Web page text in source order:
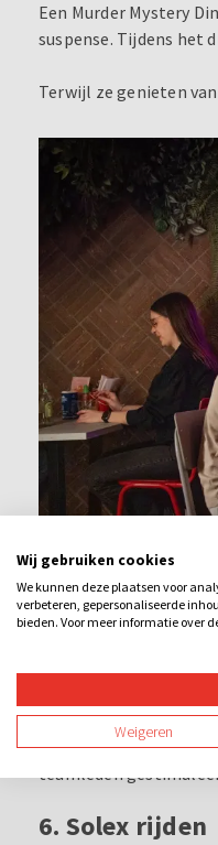
Een Murder Mystery
suspense. Tijdens het
Terwijl ze genieten
5. Een
Boek een sportieve
deelnemers de
teamleden
6. Solex rijden
Wij gebruiken cookies
We kunnen deze plaatsen voor
verbeteren, gepersonaliseerde
bieden. Voor meer informatie over
Weigeren